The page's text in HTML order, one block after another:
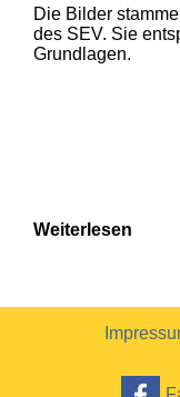
1
Die Bilder
des SEV. Sie
Grundlagen.
Weiterlesen